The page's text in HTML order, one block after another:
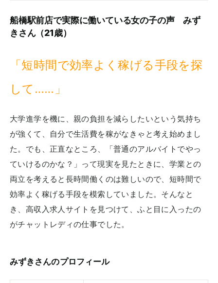
船橋駅前店で実際に働いている女の子の声 みず
きさん（21歳）
「短時間で効率よく稼げる手段を探
して……」
大学進学を機に、親の負担を減らしたいという気持ち
が強くて、自分で生活費を稼がなきゃと考え始めまし
た。でも、正直なところ、「普通のアルバイトでやっ
ていけるのかな？」って現実を見たときに、学業との
両立を考えると長時間働くのは難しいので、短時間で
効率よく稼げる手段を模索していました。そんなと
き、高収入求人サイトを見つけて、ふと目に入ったの
がチャットレディの仕事でした。
みずきさんのプロフィール